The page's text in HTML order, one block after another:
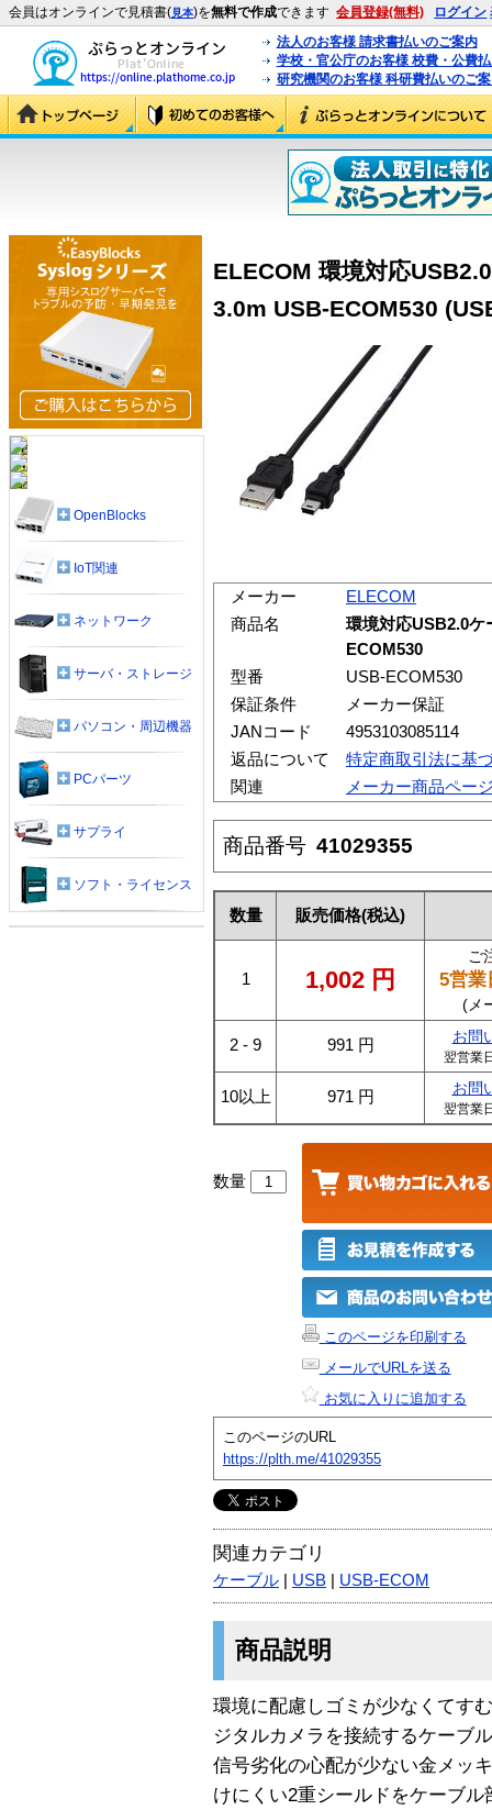
会員はオンラインで見積書(見本)を無料で作成できます 会員登録(無料) ログイン
法人のお客様 請求書払いのご案内
学校・官公庁のお客様 校費・公費
研究機関のお客様 科研費払いのご
ELECOM 環境対応
3.0m USB-ECOM530
メーカー
ELECOM
商品名
環境対応USB2.0
ECOM530
型番
USB-ECOM530
保証条件
メーカー保証
JANコード
4953103085114
返品について
特定商取引法に基
関連
メーカー商品ペー
商品番号 41029355
数量 販売価格(税込)
1 1,002 円
ご
5営業
(メ
2 - 9 991 円 お問
翌営業
10以上 971 円 お問
翌営業
数量
このページを印刷する
メールでURLを送る
お気に入りに追加する
このページのURL
https://plth.me/41029355
関連カテゴリ
ケーブル USB USB-ECOM
商品説明
環境に配慮しゴミが少なくてす
ジタルカメラを接続するケーブ
信号劣化の心配が少ない金メッ
けにくい2重シールドをケーブ
OpenBlocks
IoT関連
ネットワーク
サーバ・ストレージ
パソコン・周辺機器
PCパーツ
サプライ
ソフト・ライセンス